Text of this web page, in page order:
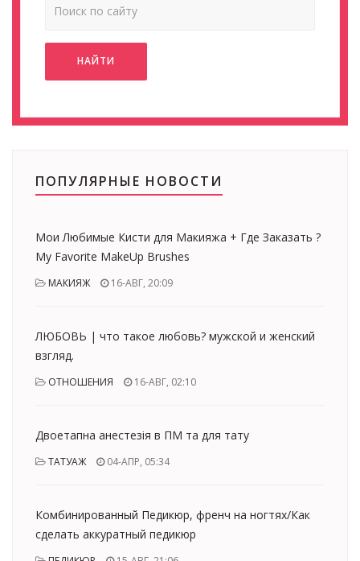
НАЙТИ
ПОПУЛЯРНЫЕ НОВОСТИ
Мои Любимые Кисти для Макияжа + Где Заказать ?
My Favorite MakeUp Brushes
МАКИЯЖ 16-АВГ, 20:09
ЛЮБОВЬ | что такое любовь? мужской и женский
взгляд.
ОТНОШЕНИЯ 16-АВГ, 02:10
Двоетапна анестезія в ПМ та для тату
ТАТУАЖ 04-АПР, 05:34
Комбинированный Педикюр, френч на ногтях/Как
сделать аккуратный педикюр